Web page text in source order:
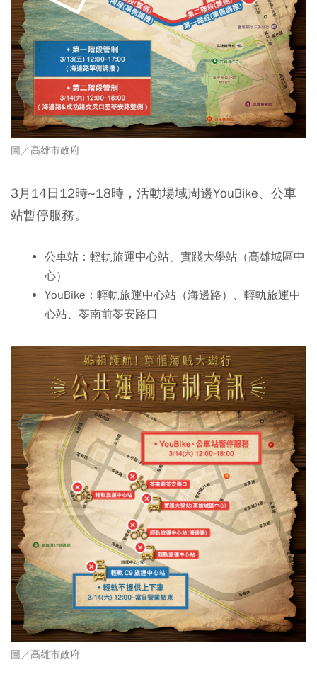
圖／高雄市政府
3月14日12時~18時，活動場域周邊YouBike、公車
站暫停服務。
公車站：輕軌旅運中心站、實踐大學站（高雄城區中
心）
YouBike：輕軌旅運中心站（海邊路） 、輕軌旅運中
心站、苓南前苓安路口
圖／高雄市政府